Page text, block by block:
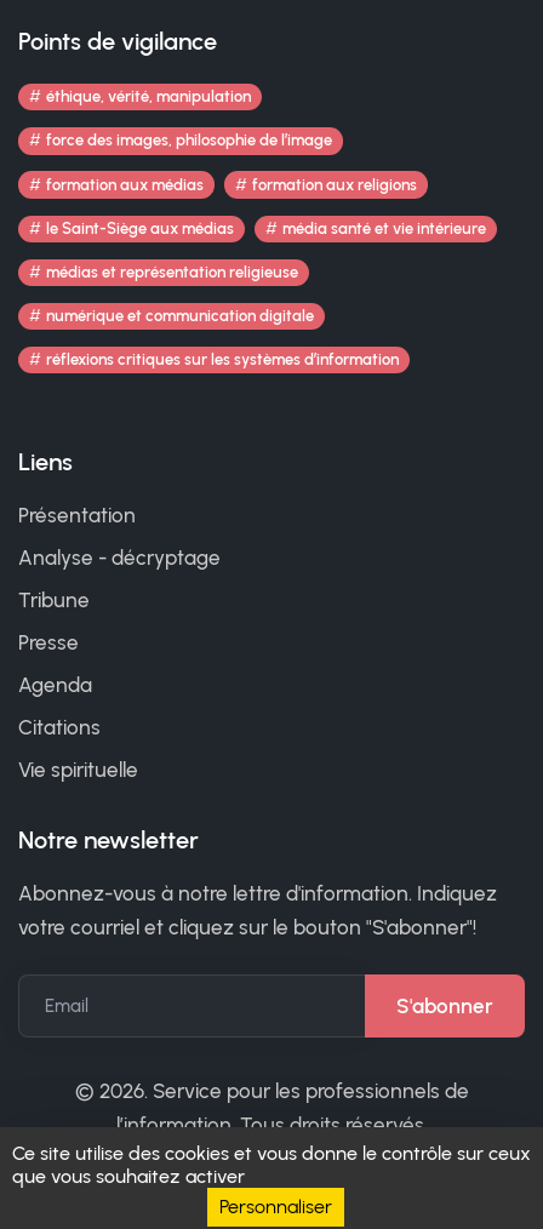
Ce site utilise des cookies et vous donne le contrôle sur ceux
que vous souhaitez activer
Personnaliser
Points de vigilance
éthique, vérité, manipulation
force des images, philosophie de l’image
formation aux médias formation aux religions
le Saint-Siège aux médias média santé et vie intérieure
médias et représentation religieuse
numérique et communication digitale
réflexions critiques sur les systèmes d’information
Liens
Présentation
Analyse - décryptage
Tribune
Presse
Agenda
Citations
Vie spirituelle
Notre newsletter
Abonnez-vous à notre lettre d'information. Indiquez
votre courriel et cliquez sur le bouton "S'abonner"!
Email
© 2026. Service pour les professionnels de
l’information. Tous droits réservés.